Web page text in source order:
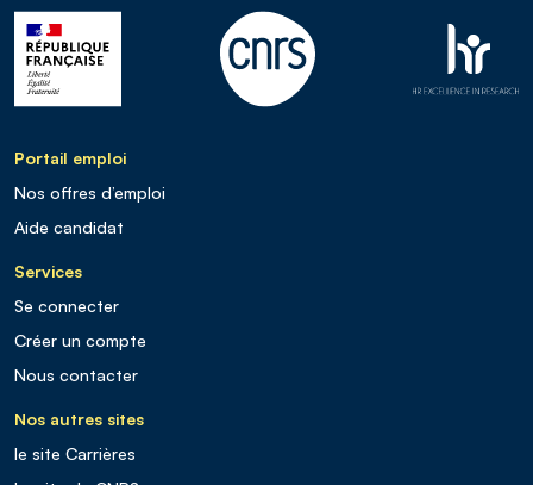
Portail emploi
Nos offres d’emploi
Aide candidat
Services
Se connecter
Créer un compte
Nous contacter
Nos autres sites
le site Carrières